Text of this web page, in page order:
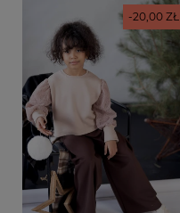
-20,00 ZŁ